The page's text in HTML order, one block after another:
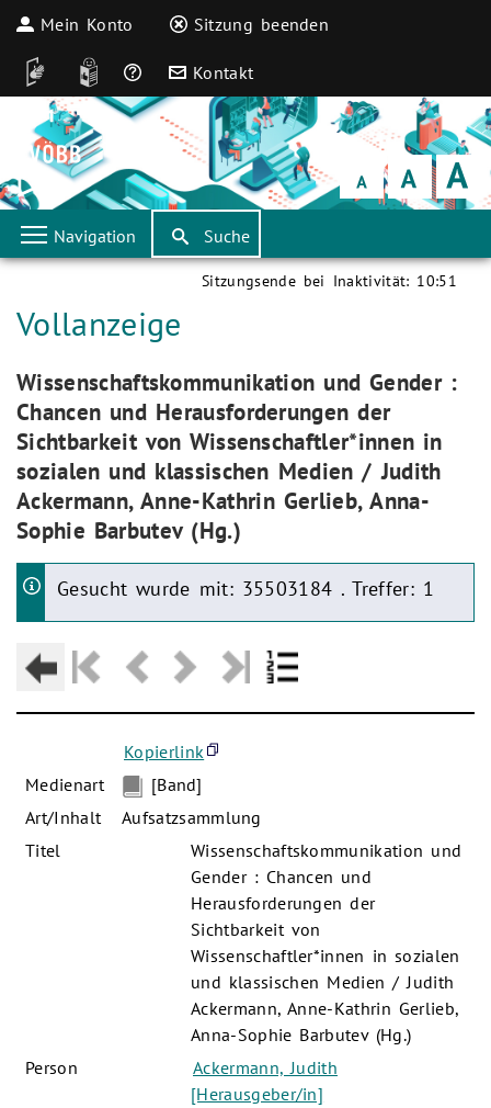
Mein Konto Sitzung beenden
DGS Leichte Sprache
Häufige Fragen
Kontakt
Schrift
klein Schrift
normal Schrift
groß
Navigation Suche
Sitzungsende bei Inaktivität: 10:51
Aktuelle Seite:
Vollanzeige
Aktuelle Seite:
Wissenschaftskommunikation und Gender :
Chancen und Herausforderungen der
Sichtbarkeit von Wissenschaftler*innen in
sozialen und klassischen Medien / Judith
Ackermann, Anne-Kathrin Gerlieb, Anna-
Sophie Barbutev (Hg.)
Gesucht wurde mit: 35503184 . Treffer: 1
Kopierlink
Medienart
[Band]
Art/Inhalt
Aufsatzsammlung
Titel
Wissenschaftskommunikation und
Gender : Chancen und
Herausforderungen der
Sichtbarkeit von
Wissenschaftler*innen in sozialen
und klassischen Medien / Judith
Ackermann, Anne-Kathrin Gerlieb,
Anna-Sophie Barbutev (Hg.)
Person
Ackermann, Judith
[Herausgeber/in]